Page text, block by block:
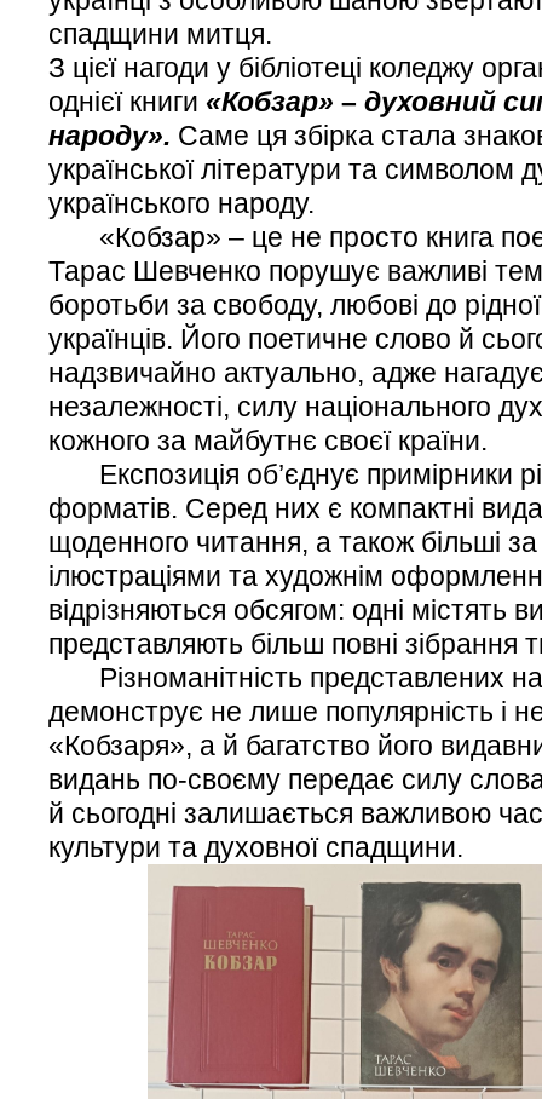
спадщини митця.
З цієї нагоди у бібліотеці коледжу
однієї книги «Кобзар» – духовний
народу». Саме ця збірка стала
української літератури та символом
українського народу.
«Кобзар» – це не просто книга
Тарас Шевченко порушує важливі
боротьби за свободу, любові до рідної
українців. Його поетичне слово й
надзвичайно актуально, адже нагадує
незалежності, силу національного
кожного за майбутнє своєї країни.
Експозиція об’єднує примірники
форматів. Серед них є компактні
щоденного читання, а також більші
ілюстраціями та художнім
відрізняються обсягом: одні містять
представляють більш повні зібрання
Різноманітність представлених
демонструє не лише популярність і
«Кобзаря», а й багатство його
видань по-своєму передає силу
й сьогодні залишається важливою
культури та духовної спадщини.